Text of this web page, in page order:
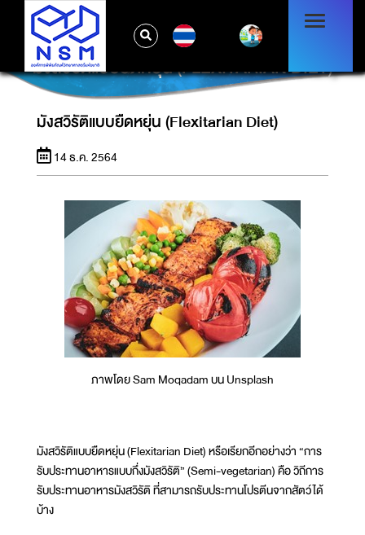
มังสวิรัติแบบยืดหยุ่น (FLEXITARIAN DIET)
มังสวิรัติแบบยืดหยุ่น (Flexitarian Diet)
14 ธ.ค. 2564
ภาพโดย Sam Moqadam บน Unsplash
มังสวิรัติแบบยืดหยุ่น (Flexitarian Diet) หรือเรียกอีกอย่างว่า “การ
รับประทานอาหารแบบกึ่งมังสวิรัติ” (Semi-vegetarian) คือ วิถีการ
รับประทานอาหารมังสวิรัติ ที่สามารถรับประทานโปรตีนจากสัตว์ได้
บ้าง